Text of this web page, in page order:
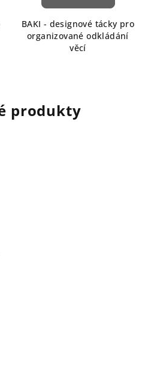
BAKI - designové tácky pro
organizované odkládání
věcí
produkty